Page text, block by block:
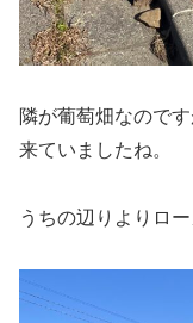
隣が葡萄畑なので
来ていましたね。
うちの辺りよりロ